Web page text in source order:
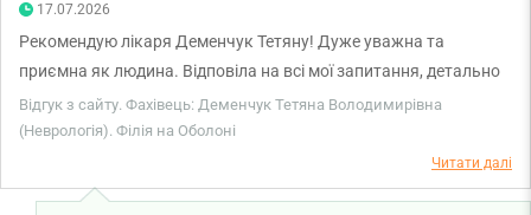
17.07.2026
Рекомендую лікаря Деменчук Тетяну! Дуже уважна та
приємна як людина. Відповіла на всі мої запитання, детально
пояснила ситуацію та розписала коректне лікування. Ще раз
дякую Тетяно! Буду рекомендувати знайомим і друзям☺️
Відгук з сайту. Фахівець: Деменчук Тетяна Володимирівна
(Неврологія). Філія на Оболоні
Читати далі